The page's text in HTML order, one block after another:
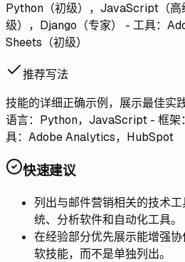
Python（初级），JavaScript（
级），Django（专家） - 工具：
Sheets（初级）
推荐写法
技能的详细正确示例，展示最佳实
语言：Python，JavaScript - 框
具：Adobe Analytics，HubSpot
快速建议
列出与邮件营销相关的技术
统、分析软件和自动化工具。
在经验部分优先展示能增强
软技能，而不是单独列出。